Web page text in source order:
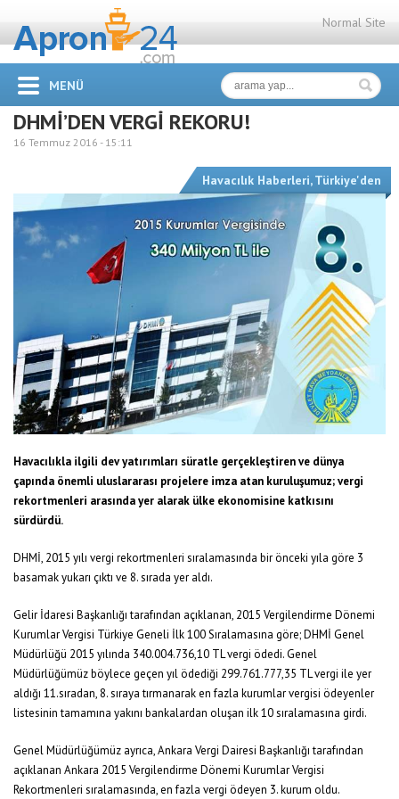
Normal Site
MENÜ
DHMİ’DEN VERGİ REKORU!
16 Temmuz 2016 - 15:11
Havacılık Haberleri,Türkiye'den
Havacılıkla ilgili dev yatırımları süratle gerçekleştiren ve dünya
çapında önemli uluslararası projelere imza atan kuruluşumuz; vergi
rekortmenleri arasında yer alarak ülke ekonomisine katkısını
sürdürdü.
DHMİ, 2015 yılı vergi rekortmenleri sıralamasında bir önceki yıla göre 3
basamak yukarı çıktı ve 8. sırada yer aldı.
Gelir İdaresi Başkanlığı tarafından açıklanan, 2015 Vergilendirme Dönemi
Kurumlar Vergisi Türkiye Geneli İlk 100 Sıralamasına göre; DHMİ Genel
Müdürlüğü 2015 yılında 340.004.736,10 TL vergi ödedi. Genel
Müdürlüğümüz böylece geçen yıl ödediği 299.761.777,35 TL vergi ile yer
aldığı 11.sıradan, 8. sıraya tırmanarak en fazla kurumlar vergisi ödeyenler
listesinin tamamına yakını bankalardan oluşan ilk 10 sıralamasına girdi.
Genel Müdürlüğümüz ayrıca, Ankara Vergi Dairesi Başkanlığı tarafından
açıklanan Ankara 2015 Vergilendirme Dönemi Kurumlar Vergisi
Rekortmenleri sıralamasında, en fazla vergi ödeyen 3. kurum oldu.